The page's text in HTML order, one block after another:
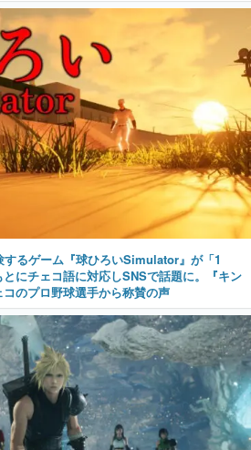
するゲーム『球ひろいSimulator』が「1
にチェコ語に対応しSNSで話題に。『キン
のプロ野球選手から称賛の声